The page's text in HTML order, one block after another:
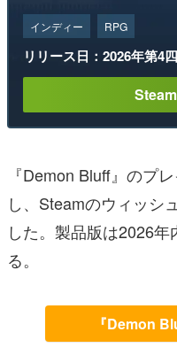
インディー RPG
リリース日：2026年第4
『Demon Bluff』のプ
し、Steamのウィッシ
した。製品版は2026
る。
『Demon